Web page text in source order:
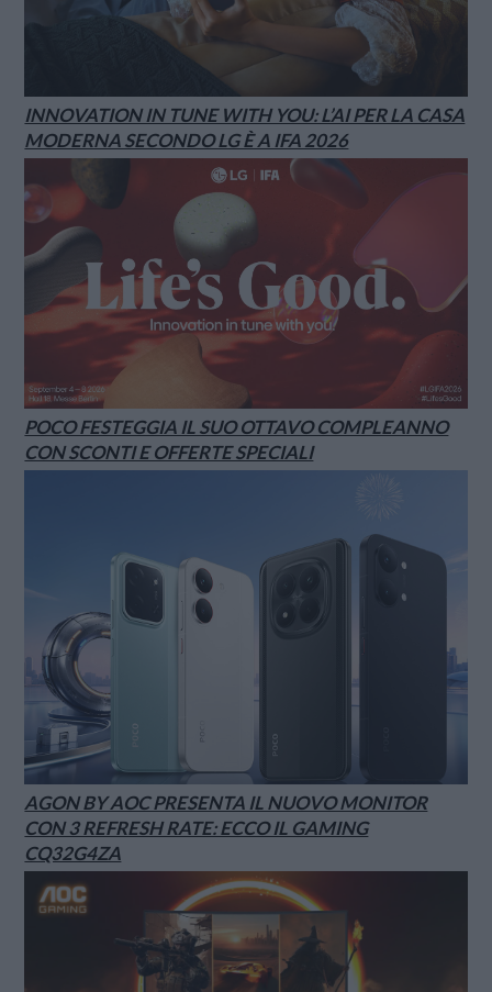
INNOVATION IN TUNE WITH YOU: L’AI PER LA CASA
MODERNA SECONDO LG È A IFA 2026
POCO FESTEGGIA IL SUO OTTAVO COMPLEANNO
CON SCONTI E OFFERTE SPECIALI
AGON BY AOC PRESENTA IL NUOVO MONITOR
CON 3 REFRESH RATE: ECCO IL GAMING
CQ32G4ZA